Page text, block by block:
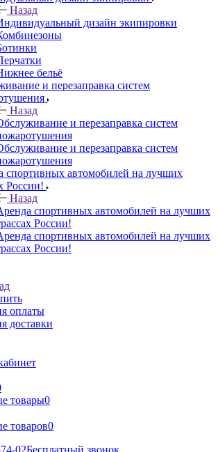
Назад
дизайн экипировки
бельё
и перезаправка систем
Назад
и перезаправка систем
и перезаправка систем
спортивных автомобилей на лучших
России!
Назад
спортивных автомобилей на лучших
России!
спортивных автомобилей на лучших
России!
оплаты
доставки
товары0
товаров0
02Бесплатный звонок